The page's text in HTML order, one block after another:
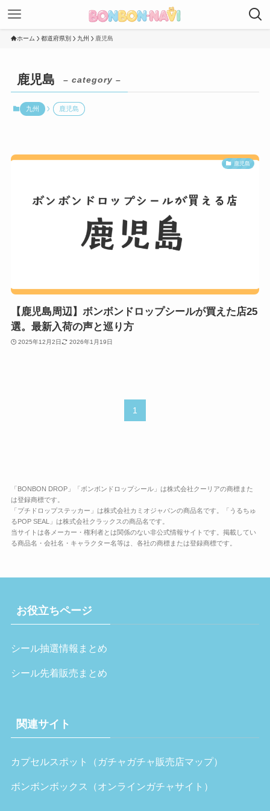
ホーム 都道府県別 九州 鹿児島
鹿児島 – category –
九州 鹿児島
鹿児島
【鹿児島周辺】ボンボンドロップシールが買えた店25
選。最新入荷の声と巡り方
2025年12月2日 2026年1月19日
1
「BONBON DROP」「ボンボンドロップシール」は株式会社クーリアの商標また
は登録商標です。
「プチドロップステッカー」は株式会社カミオジャパンの商品名です。「うるちゅ
るPOP SEAL」は株式会社クラックスの商品名です。
当サイトは各メーカー・権利者とは関係のない非公式情報サイトです。掲載してい
る商品名・会社名・キャラクター名等は、各社の商標または登録商標です。
お役立ちページ
シール抽選情報まとめ
シール先着販売まとめ
関連サイト
カプセルスポット（ガチャガチャ販売店マップ）
ボンボンボックス（オンラインガチャサイト）